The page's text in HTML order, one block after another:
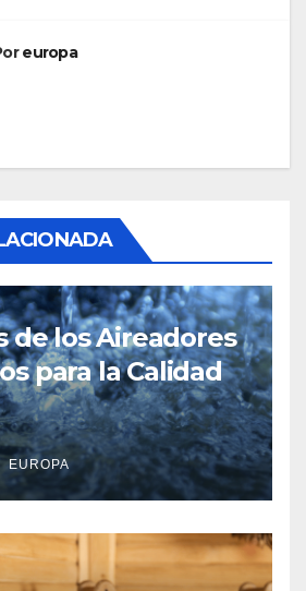
europa
de los Aireadores
para la Calidad
EUROPA